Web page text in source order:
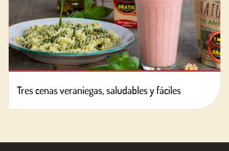
Tres cenas veraniegas, saludables y fáciles